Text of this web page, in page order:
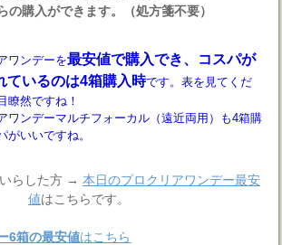
の購入ができます。（処方箋不要）
ワンデーを最安値で購入でき、コスパが
ているのは4箱購入時です。表を見てくだ
瞭然ですね！
ワンデーマルチフォーカル（遠近両用）も4箱購
がいいですね。
らした方 → 本日のプロクリアワンデー最安
値はこちらです。
6箱の最安値はこちら